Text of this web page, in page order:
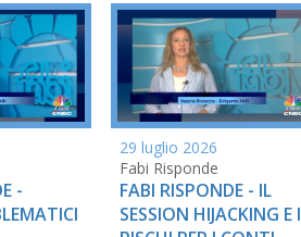
-
29 luglio 2026
Fabi Risponde
FABI RISPONDE - IL
SESSION HIJACKING E I